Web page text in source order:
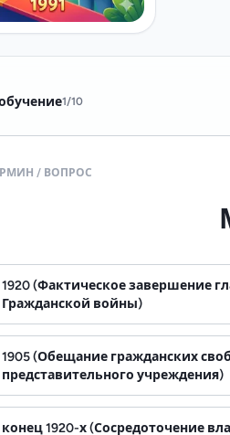
1/10
/ ВОПРОС
1920 (Фактическое завершение
Гражданской войны)
1905 (Обещание гражданских
представительного учреждения)
конец 1920-х (Сосредоточение